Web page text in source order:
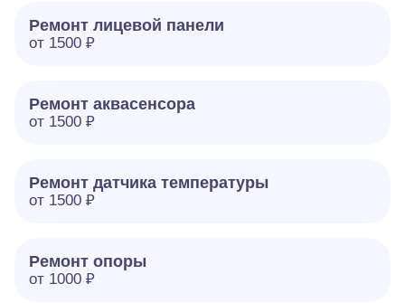
Ремонт лицевой панели
от 1500 ₽
Ремонт аквасенсора
от 1500 ₽
Ремонт датчика температуры
от 1500 ₽
Ремонт опоры
от 1000 ₽